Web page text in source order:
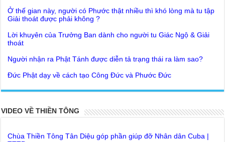
Lời khuyên của Trưởng Ban dành cho người tu Giác Ngộ & Giải
thoát
Người nhận ra Phật Tánh được diễn tả trạng thái ra làm sao?
Lục Diệu Pháp Môn
Tu theo Thiền tông phải bỏ hết sao?
VIDEO VỀ THIỀN TÔNG
Giải đáp Thiền tông P19 - Ma Vương là ai? Cha để đức cho con?
Khoa học bế tắc về tìm nguồn gốc sự sống con người. Thầy
Nguyễn Nhân nói gì?
Giải đáp Thiền tông P18 – Cõi vô sanh ở đâu? Tại sao Việt Nam
Chùa Thiền Tông Tân Diệu góp phần giúp đỡ Nhân dân Cuba |
Chùa Thiền Tông Tân Diệu được Đài truyền hình Việt Nam VTV9